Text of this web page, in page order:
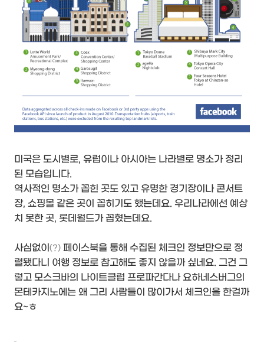
미국은 도시별로, 유럽이나 아시아는 나라별로 명소가 정리
된 모습입니다.
역사적인 명소가 꼽힌 곳도 있고 유명한 경기장이나 콘서트
장, 쇼핑몰 같은 곳이 꼽히기도 했는데요. 우리나라에선 예상
치 못한 곳, 롯데월드가 꼽혔는데요.
사심없이 (?) 페이스북을 통해 수집된 체크인 정보만으로 정
렬됐다니 여행 정보로 참고해도 좋지 않을까 싶네요. 그건 그
렇고 모스크바의 나이트클럽 프로파간다나 요하네스버그의
몬테카지노에는 왜 그리 사람들이 많이가서 체크인을 한걸까
요~ㅎ